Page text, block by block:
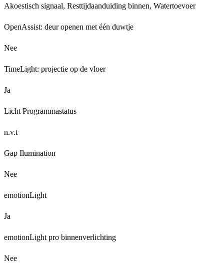
Akoestisch signaal, Resttijdaanduiding binnen, Watertoevoer
OpenAssist: deur openen met één duwtje
Nee
TimeLight: projectie op de vloer
Ja
Licht Programmastatus
n.v.t
Gap Ilumination
Nee
emotionLight
Ja
emotionLight pro binnenverlichting
Nee